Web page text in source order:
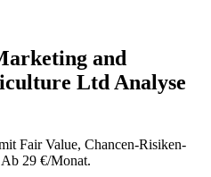
and
Ltd Analyse
Fair Value, Chancen-Risiken-
29 €/Monat.